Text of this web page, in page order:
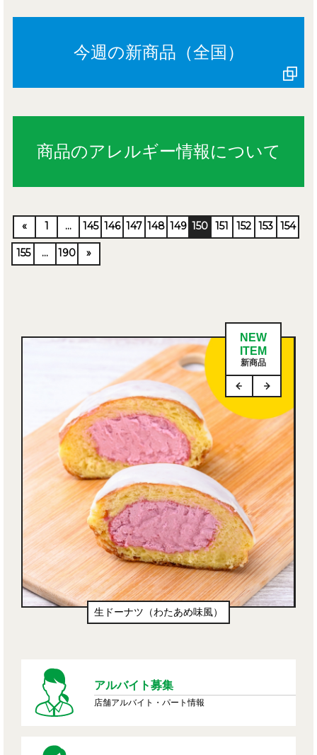
今週の新商品（全国）
商品のアレルギー情報について
« 1 … 145 146 147 148 149 150 151 152 153 154
155 … 190 »
NEW
ITEM
新商品
生ドーナツ（わたあめ味風）
アルバイト募集
店舗アルバイト・パート情報